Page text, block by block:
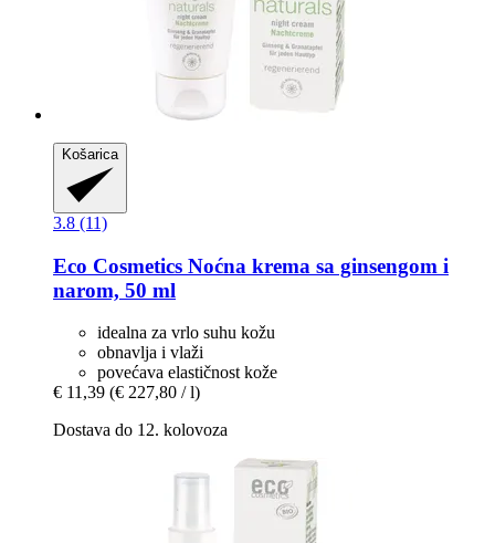
Košarica
3.8 (11)
Eco Cosmetics Noćna krema sa ginsengom i
narom, 50 ml
idealna za vrlo suhu kožu
obnavlja i vlaži
povećava elastičnost kože
€ 11,39 (€ 227,80 / l)
Dostava do 12. kolovoza